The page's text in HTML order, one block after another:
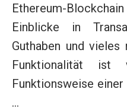
Ethereum-
Einblicke in
Guthaben und
Funktionalität ist
Funktionsweise
…